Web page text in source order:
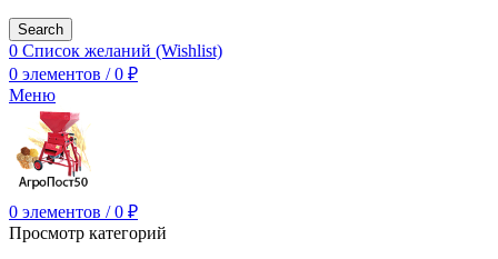
Search
0 Список желаний (Wishlist)
0 элементов / 0 ₽
Меню
0 элементов / 0 ₽
Просмотр категорий